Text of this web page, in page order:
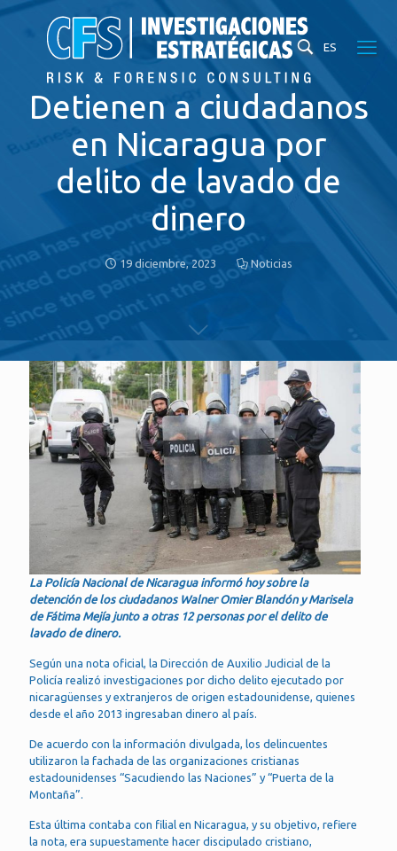
ES
Detienen a ciudadanos
en Nicaragua por
delito de lavado de
dinero
19 diciembre, 2023 Noticias
La Policía Nacional de Nicaragua informó hoy sobre la
detención de los ciudadanos Walner Omier Blandón y Marisela
de Fátima Mejía junto a otras 12 personas por el delito de
lavado de dinero.
Según una nota oficial, la Dirección de Auxilio Judicial de la
Policía realizó investigaciones por dicho delito ejecutado por
nicaragüenses y extranjeros de origen estadounidense, quienes
desde el año 2013 ingresaban dinero al país.
De acuerdo con la información divulgada, los delincuentes
utilizaron la fachada de las organizaciones cristianas
estadounidenses “Sacudiendo las Naciones” y “Puerta de la
Montaña”.
Esta última contaba con filial en Nicaragua, y su objetivo, refiere
la nota, era supuestamente hacer discipulado cristiano,